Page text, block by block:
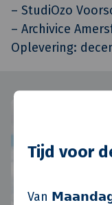
Tijd voor
Van
– StudiOzo
– Archivice
Oplevering: